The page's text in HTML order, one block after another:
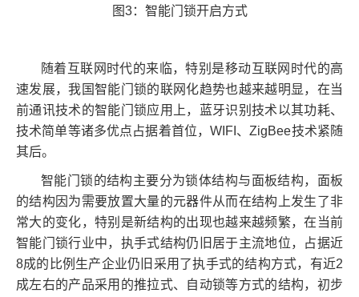
图3：智能门锁开启方式
随着互联网时代的来临，特别是移动互联网时代的高
速发展，我国智能门锁的联网化趋势也越来越明显，在当
前通讯技术的智能门锁应用上，蓝牙识别技术以其功耗、
技术简单等诸多优点占据着首位，WIFI、ZigBee技术紧随
其后。
智能门锁的结构主要分为锁体结构与面板结构，面板
的结构因为需要放置大量的元器件从而在结构上发生了非
常大的变化，特别是新结构的出现也越来越频繁，在当前
智能门锁行业中，执手式结构仍旧居于主流地位，占据近
8成的比例生产企业仍旧采用了执手式的结构方式，有近2
成左右的产品采用的推拉式、自动锁等方式的结构，初步